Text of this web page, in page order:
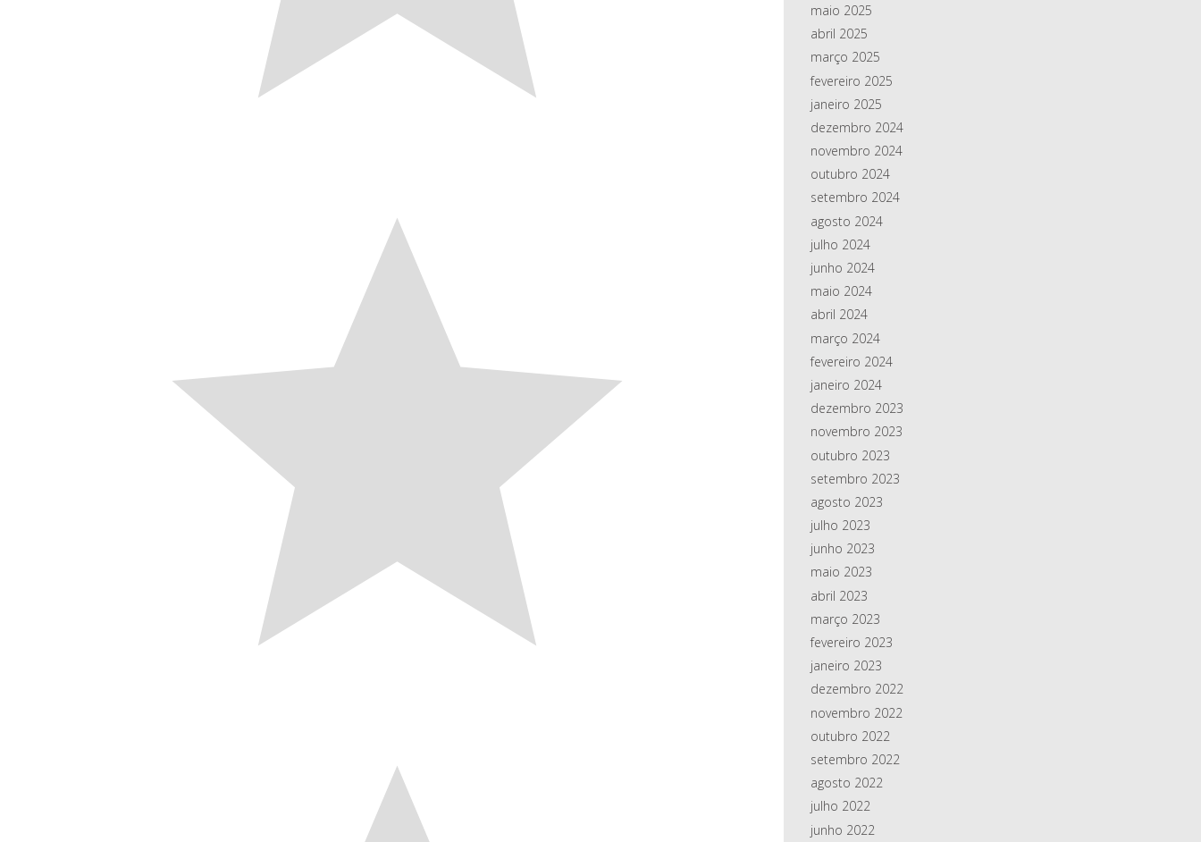
maio 2025
abril 2025
março 2025
fevereiro 2025
janeiro 2025
dezembro 2024
novembro 2024
outubro 2024
setembro 2024
agosto 2024
julho 2024
junho 2024
maio 2024
abril 2024
março 2024
fevereiro 2024
janeiro 2024
dezembro 2023
novembro 2023
outubro 2023
setembro 2023
agosto 2023
julho 2023
junho 2023
maio 2023
abril 2023
março 2023
fevereiro 2023
janeiro 2023
dezembro 2022
novembro 2022
outubro 2022
setembro 2022
agosto 2022
julho 2022
junho 2022